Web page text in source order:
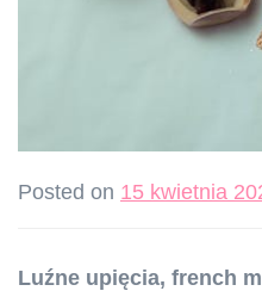
Posted on 15 kwietnia
Luźne upięcia, french